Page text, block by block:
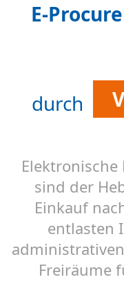
E-
durch
sind der
Einkauf
entlasten
Freiräume